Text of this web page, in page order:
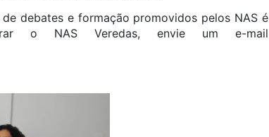
debates e formação promovidos pelos NAS é
o NAS Veredas, envie um e-mail